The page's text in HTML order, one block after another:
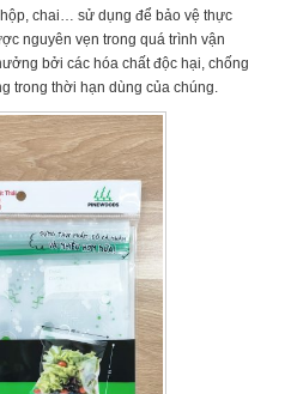
chai… sử dụng để bảo vệ thực
nguyên vẹn trong quá trình vận
bởi các hóa chất độc hại, chống
trong thời hạn dùng của chúng.